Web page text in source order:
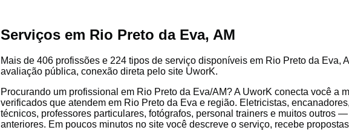
Serviços em Rio Preto da Eva, AM
Mais de 406 profissões e 224 tipos de serviço disponíveis em Rio Preto da Eva,
avaliação pública, conexão direta pelo site UworK.
Procurando um profissional em Rio Preto da Eva/AM? A UworK conecta você a
verificados que atendem em Rio Preto da Eva e região. Eletricistas,
técnicos, professores particulares, fotógrafos, personal trainers e muitos outros
anteriores. Em poucos minutos no site você descreve o serviço, recebe